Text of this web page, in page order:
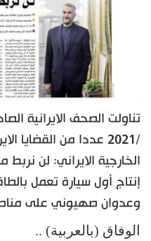
/2021 عددا من القضايا
الخارجية الايراني: لن نربط
إنتاج أول سيارة تعمل
وعدوان صهيوني على
الوفاق (بالعربية) ..